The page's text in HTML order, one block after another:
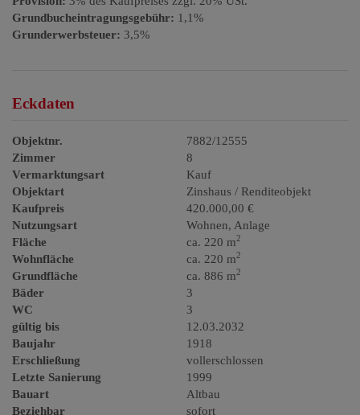
Grundbucheintragungsgebühr: 1,1%
Grunderwerbsteuer: 3,5%
Eckdaten
Objektnr.
7882/12555
Zimmer
8
Vermarktungsart
Kauf
Objektart
Zinshaus / Renditeobjekt
Kaufpreis
420.000,00 €
Nutzungsart
Wohnen Anlage
Fläche
ca. 220 m2
Wohnfläche ca. 220 m2
Grundfläche ca. 886 m2
Bäder
3
WC
3
gültig bis
12.03.2032
Baujahr
1918
Erschließung
vollerschlossen
Letzte Sanierung
1999
Bauart
Altbau
Beziehbar
sofort